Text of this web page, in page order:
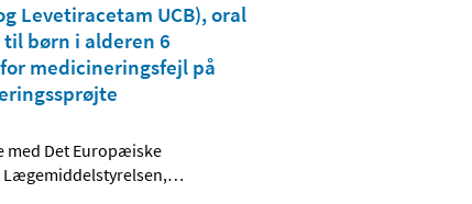
Levetiracetam UCB), oral
børn i alderen 6
medicineringsfejl på
med Det Europæiske
Lægemiddelstyrelsen,…